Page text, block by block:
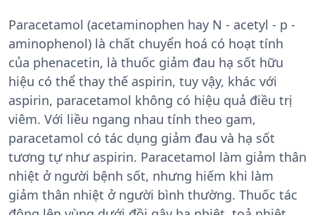
Paracetamol (acetaminophen hay N - acetyl - p -
aminophenol) là chất chuyển hoá có hoạt tính
của phenacetin, là thuốc giảm đau hạ sốt hữu
hiệu có thể thay thế aspirin, tuy vậy, khác với
aspirin, paracetamol không có hiệu quả điều trị
viêm. Với liều ngang nhau tính theo gam,
paracetamol có tác dụng giảm đau và hạ sốt
tương tự như aspirin. Paracetamol làm giảm thân
nhiệt ở người bệnh sốt, nhưng hiếm khi làm
giảm thân nhiệt ở người bình thường. Thuốc tác